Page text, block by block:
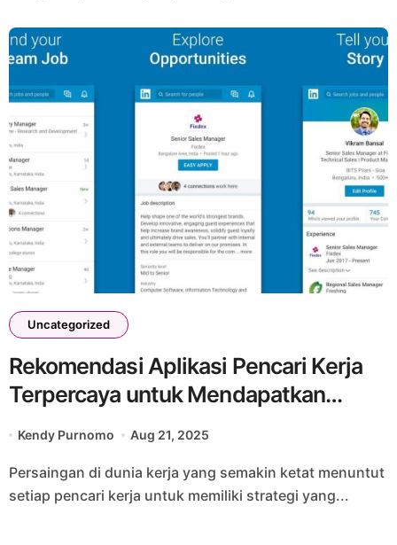
Uncategorized
Rekomendasi Aplikasi Pencari Kerja
Terpercaya untuk Mendapatkan
Pekerjaan Impian
Kendy Purnomo Aug 21, 2025
Persaingan di dunia kerja yang semakin ketat menuntut
setiap pencari kerja untuk memiliki strategi yang...